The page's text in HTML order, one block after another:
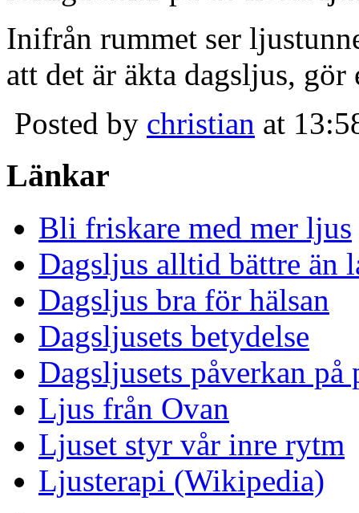
Inifrån rummet ser
att det är äkta dagsljus,
Posted by christian at
Länkar
Bli friskare med mer ljus
Dagsljus alltid bättre än
Dagsljus bra för hälsan
Dagsljusets betydelse
Dagsljusets påverkan på
Ljus från Ovan
Ljuset styr vår inre rytm
Ljusterapi (Wikipedia)